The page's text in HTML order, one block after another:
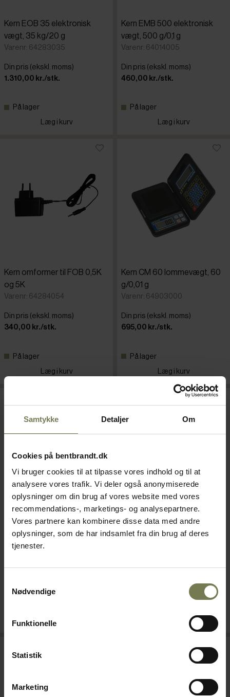
Samtykke Detaljer Om
Cookies på bentbrandt.dk
Vi bruger cookies til at tilpasse vores indhold og til at
analysere vores trafik. Vi deler også anonymiserede
oplysninger om din brug af vores website med vores
recommendations-, marketings- og analysepartnere.
Vores partnere kan kombinere disse data med andre
oplysninger, som de har indsamlet fra din brug af deres
tjenester.
Nødvendige
Funktionelle
Statistik
Marketing
Kern EOB 35 elektronisk
vægt, 35 kg/20 g
Varenr: 64283035
Din pris (ekskl. moms)
1.310,00 kr./stk.
På lager
Læg i kurv
Kern EMB 500 elektronisk
vægt, 500 g/0,1 g
Varenr: 64014005
Din pris (ekskl. moms)
460,00 kr./stk.
På lager
Læg i kurv
Kern omformer til FOB 0,5K
og 5K
Varenr: 64284054
Din pris (ekskl. moms)
340,00 kr./stk.
På lager
Læg i kurv
Kern CM 60 lommevægt, 60
g/0,01 g
Varenr: 64903000
Din pris (ekskl. moms)
695,00 kr./stk.
På lager
Læg i kurv
Soehnle vægt, elektronisk, 5
kg/1 g
Varenr: 64304010
Læg i kurv
Salter Brecknell 235-6S
hængevægt, 100 kg
Læg i kurv